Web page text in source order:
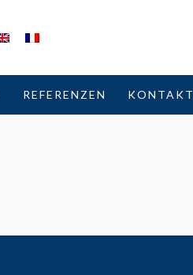
REFERENZEN KONTAKT